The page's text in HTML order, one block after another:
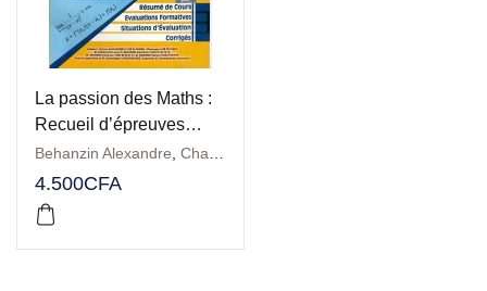
La passion des Maths :
Recueil d’épreuves
1ères A & B
Behanzin Alexandre Charlemagne LOKONHOUNDE
4.500CFA